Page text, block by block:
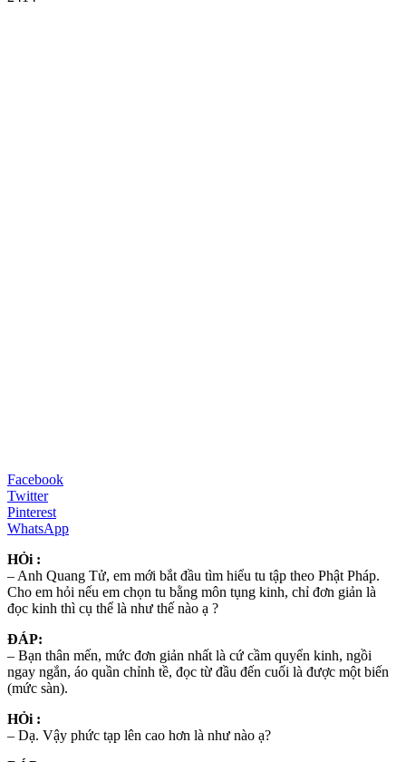
Facebook
Twitter
Pinterest
WhatsApp
HỎi :
– Anh Quang Tử, em mới bắt đầu tìm hiểu tu tập theo Phật Pháp.
Cho em hỏi nếu em chọn tu bằng môn tụng kinh, chỉ đơn giản là
đọc kinh thì cụ thể là như thế nào ạ ?
ĐÁP:
– Bạn thân mến, mức đơn giản nhất là cứ cầm quyển kinh, ngồi
ngay ngắn, áo quần chỉnh tề, đọc từ đầu đến cuối là được một biến
(mức sàn).
HỎi :
– Dạ. Vậy phức tạp lên cao hơn là như nào ạ?